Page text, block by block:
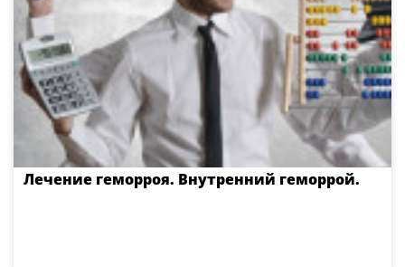
Лечение геморроя. Внутренний геморрой.